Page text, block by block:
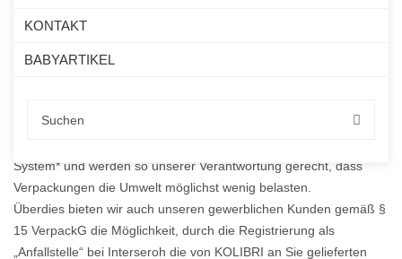
KONTAKT
BABYARTIKEL
die derzeitige Verpackungsverordnung (VerpackV) ab.
System* und werden so unserer Verantwortung gerecht, dass
Verpackungen die Umwelt möglichst wenig belasten.
Überdies bieten wir auch unseren gewerblichen Kunden gemäß §
15 VerpackG die Möglichkeit, durch die Registrierung als
„Anfallstelle“ bei Interseroh die von KOLIBRI an Sie gelieferten